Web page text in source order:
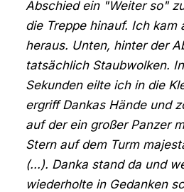
Abschied ein "Weiter so"
die Treppe hinauf. Ich kam
heraus. Unten, hinter der
tatsächlich Staubwolken.
Sekunden eilte ich in die
ergriff Dankas Hände und
auf der ein großer Panzer
Stern auf dem Turm
(...). Danka stand da und
wiederholte in Gedanken